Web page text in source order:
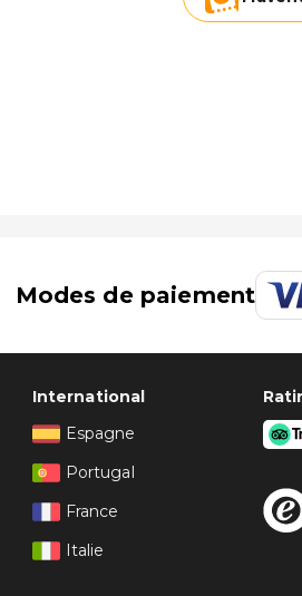
Modes de paiement
International
Espagne
Portugal
France
Italie